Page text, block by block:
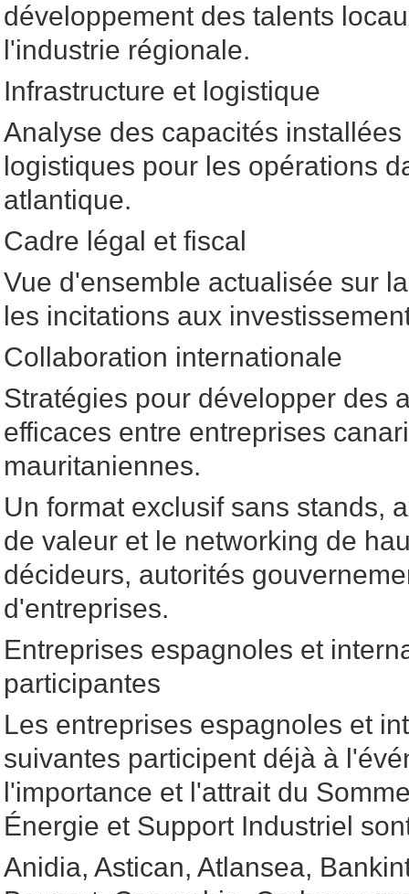
développement des talents
l'industrie régionale.
Infrastructure et logistique
Analyse des capacités
logistiques pour les opérations
atlantique.
Cadre légal et fiscal
Vue d'ensemble actualisée sur
les incitations aux
Collaboration internationale
Stratégies pour développer des
efficaces entre entreprises
mauritaniennes.
Un format exclusif sans stands,
de valeur et le networking de
décideurs, autorités
d'entreprises.
Entreprises espagnoles et
participantes
Les entreprises espagnoles et
suivantes participent déjà à
l'importance et l'attrait du
Énergie et Support Industriel
Anidia, Astican, Atlansea,